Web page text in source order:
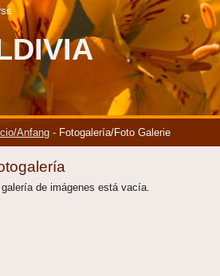
Anfang - Fotogalería/Foto Galerie
galería de imágenes está vacía.